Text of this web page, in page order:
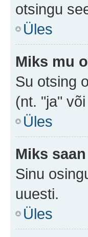
otsingu
Üles
Miks mu
Su otsing
(nt. "ja"
Üles
Miks
Sinu
uuesti.
Üles